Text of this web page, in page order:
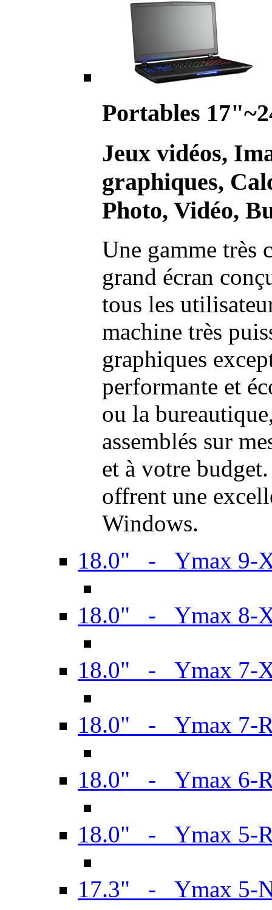
Portables
Jeux vidéos,
graphiques,
Photo, Vidéo,
Une gamme très
grand écran
tous les
machine très
graphiques
performante et
ou la
assemblés sur
et à votre
offrent une
Windows.
18.0" - Ymax 9-
18.0" - Ymax 8-
18.0" - Ymax 7-
18.0" - Ymax 7-
18.0" - Ymax 6-
18.0" - Ymax 5-
17.3" - Ymax 5-